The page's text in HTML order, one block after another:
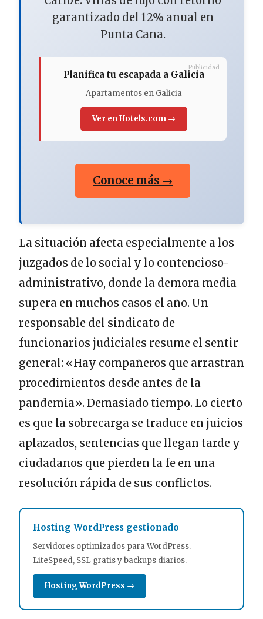
garantizado del 12% anual en
Punta Cana.
Planifica tu escapada a Galicia
Apartamentos en Galicia
Ver en Hotels.com →
Publicidad
Conoce más →
La situación afecta especialmente a los
juzgados de lo social y lo contencioso-
administrativo, donde la demora media
supera en muchos casos el año. Un
responsable del sindicato de
funcionarios judiciales resume el sentir
general: «Hay compañeros que arrastran
procedimientos desde antes de la
pandemia». Demasiado tiempo. Lo cierto
es que la sobrecarga se traduce en juicios
aplazados, sentencias que llegan tarde y
ciudadanos que pierden la fe en una
resolución rápida de sus conflictos.
Hosting WordPress gestionado
Servidores optimizados para WordPress.
LiteSpeed, SSL gratis y backups diarios.
Hosting WordPress →